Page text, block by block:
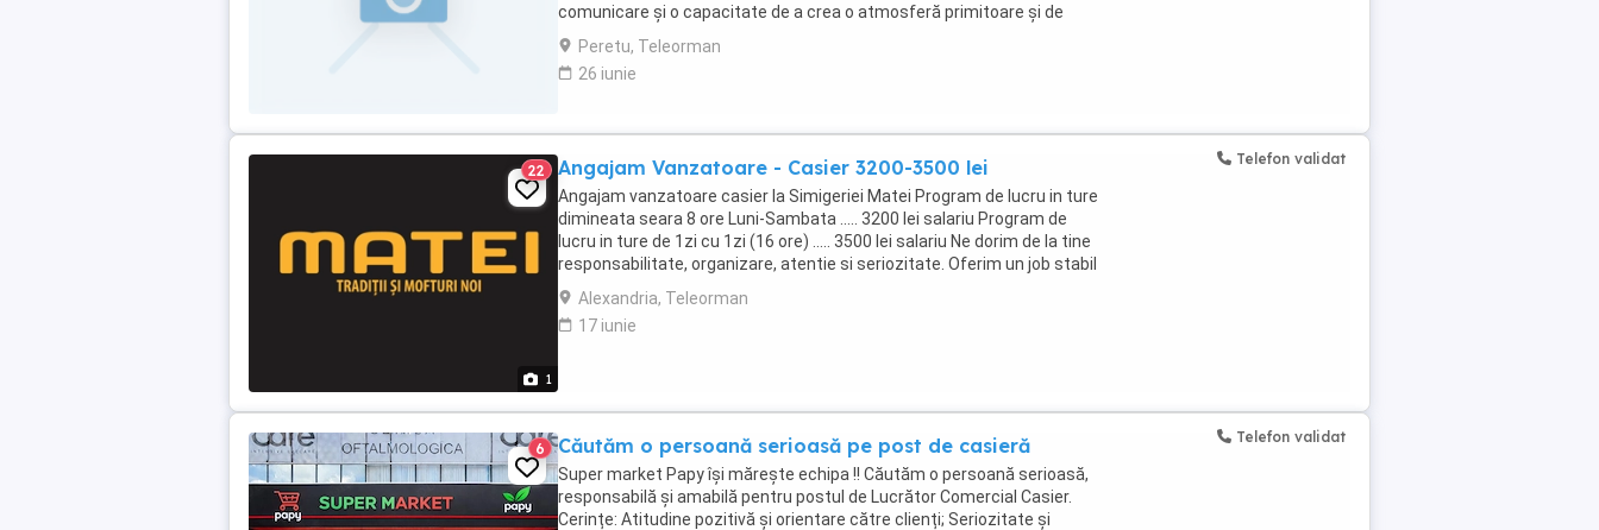
comunicare și o capacitate de a crea o atmosferă primitoare și de
încredere. Abilitatea de a asculta ...
Peretu, Teleorman
26 iunie
1
22 Angajam Vanzatoare - Casier 3200-3500 lei
Angajam vanzatoare casier la Simigeriei Matei Program de lucru in ture
dimineata seara 8 ore Luni-Sambata ..... 3200 lei salariu Program de
lucru in ture de 1zi cu 1zi (16 ore) ..... 3500 lei salariu Ne dorim de la tine
responsabilitate, organizare, atentie si seriozitate. Oferim un job stabil
pentru ...
Alexandria, Teleorman
17 iunie
Telefon validat
6 Căutăm o persoană serioasă pe post de casieră
Super market Papy își mărește echipa !! Căutăm o persoană serioasă,
responsabilă și amabilă pentru postul de Lucrător Comercial Casier.
Cerințe: Atitudine pozitivă și orientare către clienți; Seriozitate și
Telefon validat